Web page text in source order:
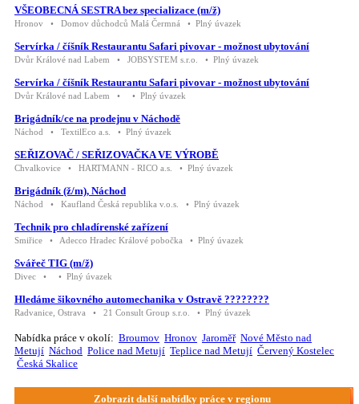
VŠEOBECNÁ SESTRA bez specializace (m/ž)
Hronov • Domov důchodců Malá Čermná • Plný úvazek
Servírka / číšník Restaurantu Safari pivovar - možnost ubytování
Dvůr Králové nad Labem • JOBSYSTEM s.r.o. • Plný úvazek
Servírka / číšník Restaurantu Safari pivovar - možnost ubytování
Dvůr Králové nad Labem • • Plný úvazek
Brigádník/ce na prodejnu v Náchodě
Náchod • TextilEco a.s. • Plný úvazek
SEŘIZOVAČ / SEŘIZOVAČKA VE VÝROBĚ
Chvalkovice • HARTMANN - RICO a.s. • Plný úvazek
Brigádník (ž/m), Náchod
Náchod • Kaufland Česká republika v.o.s. • Plný úvazek
Technik pro chladírenské zařízení
Smiřice • Adecco Hradec Králové pobočka • Plný úvazek
Svářeč TIG (m/ž)
Divec • • Plný úvazek
Hledáme šikovného automechanika v Ostravě ????????
Radvanice, Ostrava • 21 Consult Group s.r.o. • Plný úvazek
Zobrazit další nabídky práce v regionu
Nabídka práce v okolí: Broumov Hronov Jaroměř Nové Město nad
Metují Náchod Police nad Metují Teplice nad Metují Červený Kostelec
Česká Skalice